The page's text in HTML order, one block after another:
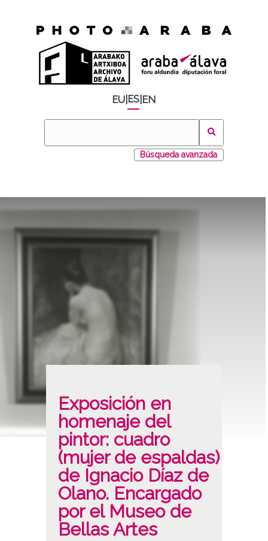
EU ES EN
Búsqueda avanzada
Exposición en
homenaje del
pintor: cuadro
(mujer de espaldas)
de Ignacio Díaz de
Olano. Encargado
por el Museo de
Bellas Artes